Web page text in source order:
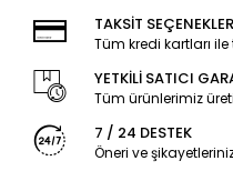
TAKSİT
Tüm kredi kartları
YETKİLİ SATICI
Tüm ürünlerimiz
7 / 24 DESTEK
Öneri ve